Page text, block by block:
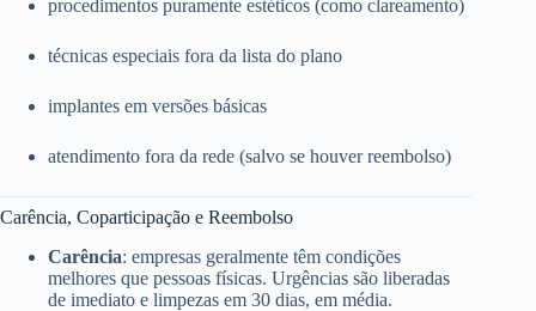
procedimentos puramente estéticos (como clareamento)
técnicas especiais fora da lista do plano
implantes em versões básicas
atendimento fora da rede (salvo se houver reembolso)
Carência, Coparticipação e Reembolso
Carência: empresas geralmente têm condições
melhores que pessoas físicas. Urgências são liberadas
de imediato e limpezas em 30 dias, em média.